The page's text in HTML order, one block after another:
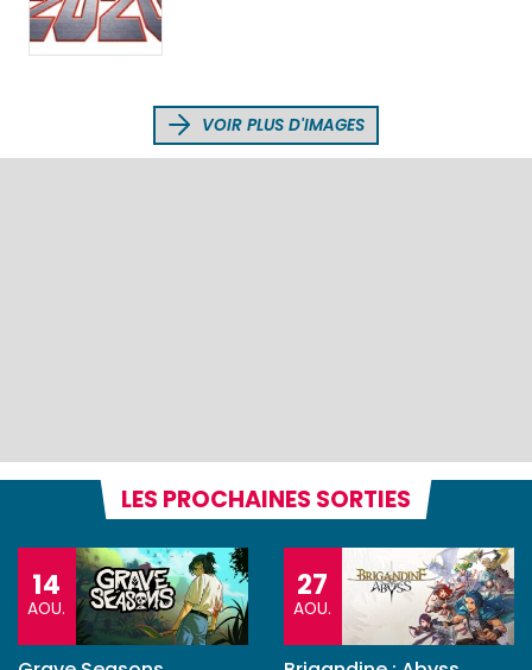
VOIR PLUS D'IMAGES
LES PROCHAINES SORTIES
14
AOU.
27
AOU.